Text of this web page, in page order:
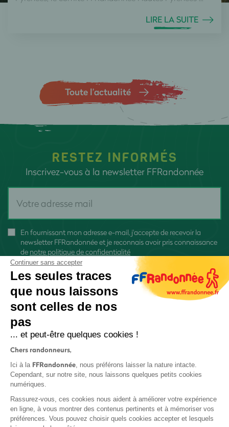
LIRE LA SUITE
Toute l’actualité
RESTEZ INFORMÉS
Inscrivez-vous à la newsletter FFRandonnée
En fournissant mon adresse e-mail, j'accepte de recevoir la
newsletter FFRandonnée et je reconnais avoir pris connaissance
de notre politique de confidentialité
Protection des données
Politique de confidentialité
Continuer sans accepter
Les seules traces
que nous laissons
sont celles de nos
pas
... et peut-être quelques cookies !
Chers randonneurs,
Ici à la FFRandonnée, nous préférons laisser la nature intacte.
Cependant, sur notre site, nous laissons quelques petits cookies
numériques.
Rassurez-vous, ces cookies nous aident à améliorer votre expérience
en ligne, à vous montrer des contenus pertinents et à mémoriser vos
préférences. Vous pouvez choisir quels cookies accepter et lesquels